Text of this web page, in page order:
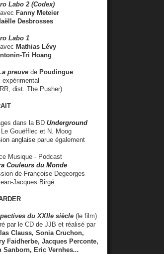
Labo 2 (Codex)
Fanny Meteier
Desbrosses
Labo 1
Mathias Lévy
Tri Hoang
preuve de Poudingue
expérimental
dist. The Pusher)
dans la BD Underground
Gouëfflec et N. Moog
anglaise parue également
Musique - Podcast
Couleurs du Monde
de Françoise Degeorges
Jacques Birgé
du XXIIe siècle (le film)
par le CD de JJB et réalisé par
Clauss, Sonia Cruchon,
Faidherbe, Jacques Perconte,
Sanborn, Eric Vernhes...